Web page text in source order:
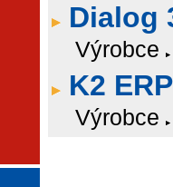
Dialog
Výrobce
K2 ERP
Výrobce